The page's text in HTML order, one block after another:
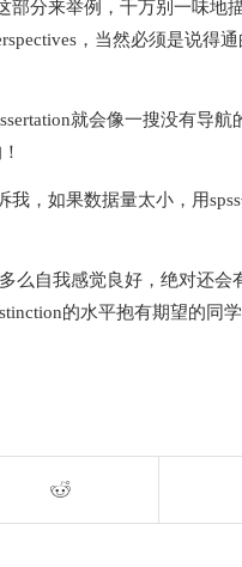
部分来举例，千万别一味地
，当然必须是说得
就会像一搜没有导航
，如果数据量太小，用
么自我感觉良好，绝对还会
的水平抱有期望的同